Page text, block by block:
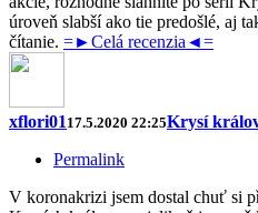
úroveň slabší ako tie predošlé, aj
čítanie. =►Celá recenzia◄=
xflori01 17.5.2020 22:25Krysí
Permalink
V koronakrizi jsem dostal chuť si